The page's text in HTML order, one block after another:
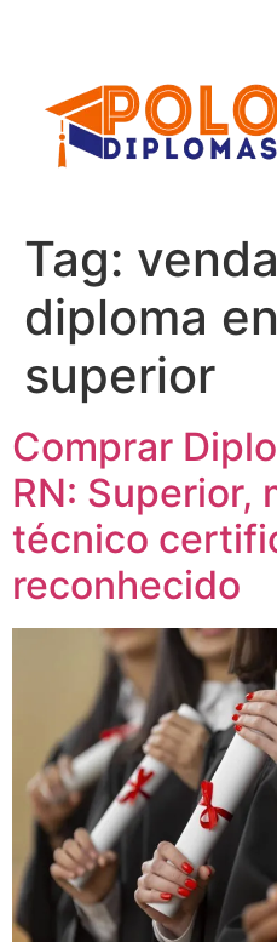
conteúdo
Tag:
diploma
superior
Comprar
RN: Superior,
técnico
reconhecido